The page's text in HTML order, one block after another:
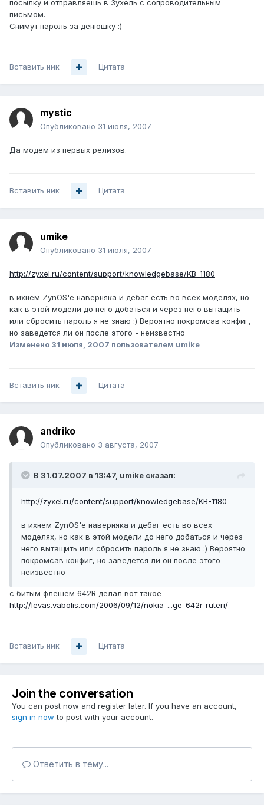
посылку и отправляешь в Зухель с сопроводительным
письмом.
Снимут пароль за денюшку :)
Вставить ник Цитата
mystic
Опубликовано 31 июля, 2007
Да модем из первых релизов.
Вставить ник Цитата
umike
Опубликовано 31 июля, 2007
http://zyxel.ru/content/support/knowledgebase/KB-1180
в ихнем ZynOS'е наверняка и дебаг есть во всех моделях, но
как в этой модели до него добаться и через него вытащить
или сбросить пароль я не знаю :) Вероятно покромсав конфиг,
но заведется ли он после этого - неизвестно
Изменено 31 июля, 2007 пользователем umike
Вставить ник Цитата
andriko
Опубликовано 3 августа, 2007
В 31.07.2007 в 13:47, umike сказал:
http://zyxel.ru/content/support/knowledgebase/KB-1180
в ихнем ZynOS'е наверняка и дебаг есть во всех
моделях, но как в этой модели до него добаться и через
него вытащить или сбросить пароль я не знаю :) Вероятно
покромсав конфиг, но заведется ли он после этого -
неизвестно
с битым флешем 642R делал вот такое
http://levas.vabolis.com/2006/09/12/nokia-...ge-642r-ruteri/
Вставить ник Цитата
Join the conversation
You can post now and register later. If you have an account,
sign in now to post with your account.
Ответить в тему...